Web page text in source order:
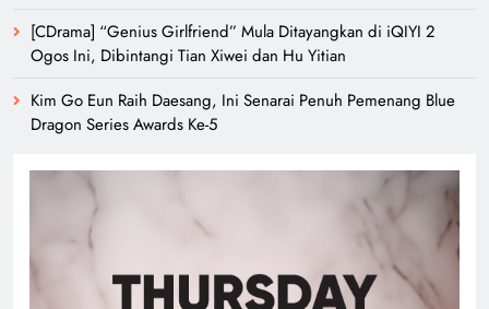
[CDrama] “Genius Girlfriend” Mula Ditayangkan di iQIYI 2
Ogos Ini, Dibintangi Tian Xiwei dan Hu Yitian
Kim Go Eun Raih Daesang, Ini Senarai Penuh Pemenang Blue
Dragon Series Awards Ke-5